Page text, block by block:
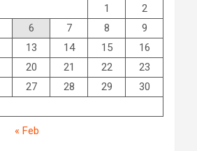
1
2
6 7 8
9
13 14 15
16
20 21 22
23
27 28 29
30
« Feb